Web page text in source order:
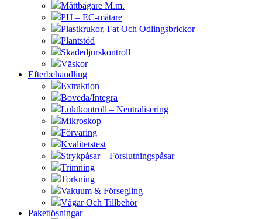
Måttbägare M.m.
PH – EC-mätare
Plastkrukor, Fat Och Odlingsbrickor
Plantstöd
Skadedjurskontroll
Väskor
Efterbehandling
Extraktion
Boveda/Integra
Luktkontroll – Neutralisering
Mikroskop
Förvaring
Kvalitetstest
Strykpåsar – Förslutningspåsar
Trimning
Torkning
Vakuum & Försegling
Vågar Och Tillbehör
Paketlösningar